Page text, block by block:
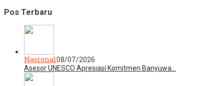
Pos Terbaru
Nasional08/07/2026
Asesor UNESCO Apresiasi Komitmen Banyuwa…